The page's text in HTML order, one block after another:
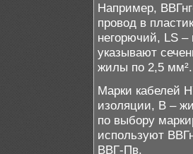
Например,
провод в
негорючий, LS
указывают
жилы по 2,5 мм².
Марки кабелей
изоляции, В –
по выбору
используют
ВВГ-Пв.